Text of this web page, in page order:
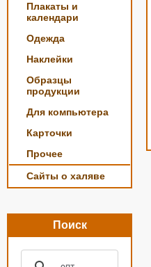
Плакаты и
календари
Одежда
Наклейки
Образцы
продукции
Для компьютера
Карточки
Прочее
Сайты о халяве
Поиск